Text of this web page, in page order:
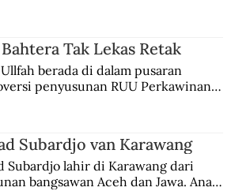
Tak Lekas Retak
berada di dalam pusaran
penyusunan RUU Perkawinan.
Subardjo van Karawang
Subardjo lahir di Karawang dari
bangsawan Aceh dan Jawa. Anak